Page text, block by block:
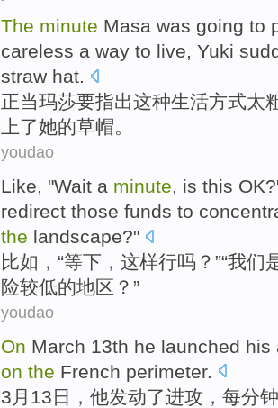
The minute Masa was going to
careless a way to live, Yuki
straw hat.
正当玛莎要指出这种生活方式太
上了她的草帽。
youdao
Like, "Wait a minute, is this OK
redirect those funds to
the landscape?"
比如 ，“等下 ， 这样行吗？”“我们
险较低的地区 ？”
youdao
On March 13th he launched his
on the French perimeter.
3月 13日 ， 他发动了进攻 ， 每分钟